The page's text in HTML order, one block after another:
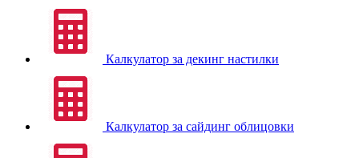
Калкулатор за декинг настилки
Калкулатор за сайдинг облицовки